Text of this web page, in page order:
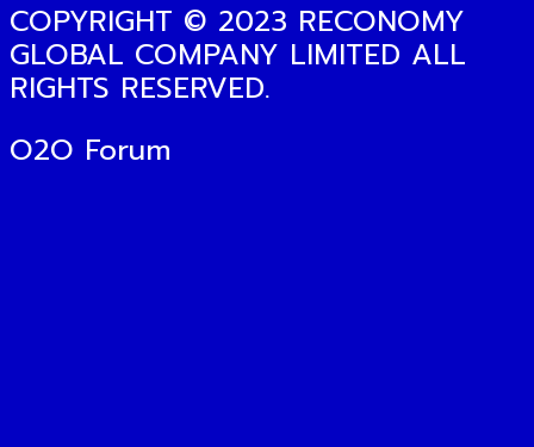
COPYRIGHT © 2023 RECONOMY
GLOBAL COMPANY LIMITED ALL
RIGHTS RESERVED.
O2O Forum